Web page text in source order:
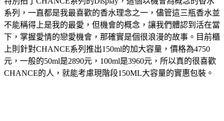
系列，一直都是我最喜歡的香水理念之一，儘管這三瓶香水並
不能稱得上是我的最愛，但機會的概念，讓我們體認到活在當
下，掌握愛情的戀愛機會，那確實是個很浪漫的故事。目前櫃
上則針對CHANCE系列推出150ml的加大容量，價格為4750
元，一般的50ml是2890元，100ml是3960元，所以真的很喜歡
CHANCE的人，就能考慮現階段150ML大容量的實惠包裝。